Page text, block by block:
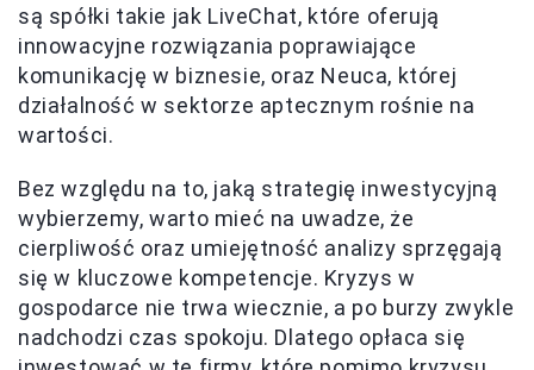
są spółki takie jak LiveChat, które oferują
innowacyjne rozwiązania poprawiające
komunikację w biznesie, oraz Neuca, której
działalność w sektorze aptecznym rośnie na
wartości.
Bez względu na to, jaką strategię inwestycyjną
wybierzemy, warto mieć na uwadze, że
cierpliwość oraz umiejętność analizy sprzęgają
się w kluczowe kompetencje. Kryzys w
gospodarce nie trwa wiecznie, a po burzy zwykle
nadchodzi czas spokoju. Dlatego opłaca się